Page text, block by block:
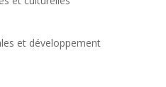
et développement